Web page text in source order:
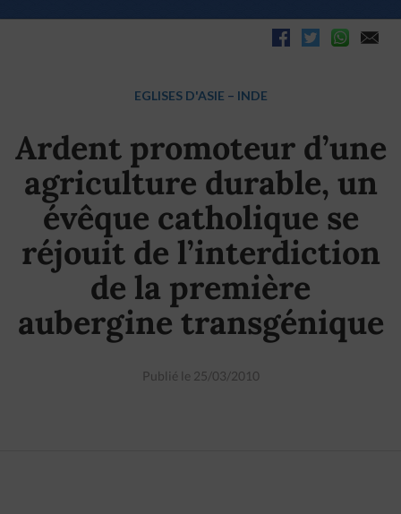
EGLISES D'ASIE – INDE
Ardent promoteur d’une
agriculture durable, un
évêque catholique se
réjouit de l’interdiction
de la première
aubergine transgénique
Publié le 25/03/2010